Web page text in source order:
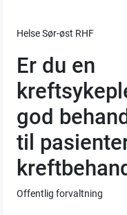
Helse Sør-øst RHF
Er du en
god
til
Offentlig forvaltning